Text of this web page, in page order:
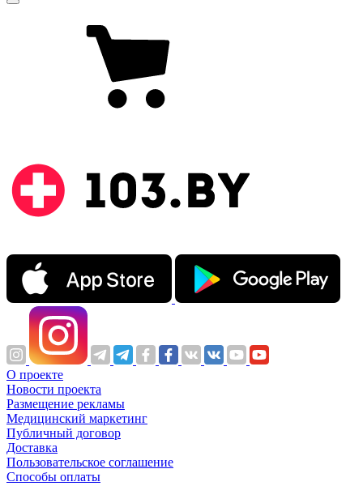
О проекте
Новости проекта
Размещение рекламы
Медицинский маркетинг
Публичный договор
Доставка
Пользовательское соглашение
Способы оплаты